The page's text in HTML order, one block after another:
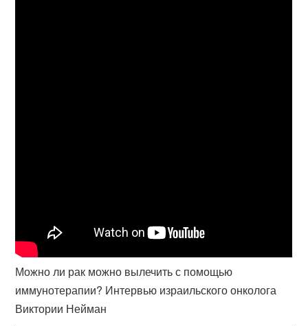
Можно ли рак можно вылечить с помощью
иммунотерапии? Интервью израильского онколога
Виктории Нейман